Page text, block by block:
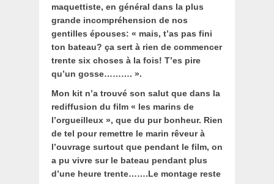
maquettiste, en général dans la plus
grande incompréhension de nos
gentilles épouses: « mais, t’as pas fini
ton bateau? ça sert à rien de commencer
trente six choses à la fois! T’es pire
qu’un gosse………. ».
Mon kit n’a trouvé son salut que dans la
rediffusion du film « les marins de
l’orgueilleux », que du pur bonheur. Rien
de tel pour remettre le marin rêveur à
l’ouvrage surtout que pendant le film, on
a pu vivre sur le bateau pendant plus
d’une heure trente…….Le montage reste